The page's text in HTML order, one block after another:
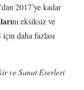
2017’ye kadar
nı eksiksiz ve
daha fazlası
ve Sanat Eserleri